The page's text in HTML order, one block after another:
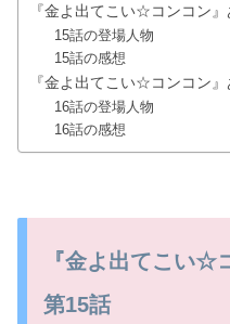
『金よ出てこい☆コンコン
15話の登場人物
15話の感想
『金よ出てこい☆コンコン
16話の登場人物
16話の感想
『金よ出てこい☆
第15話